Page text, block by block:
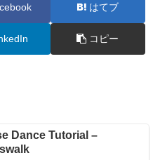
はてブ
コピー
Dance Tutorial –